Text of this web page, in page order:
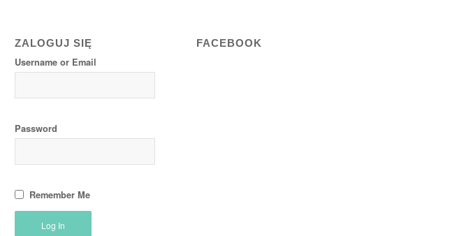
ZALOGUJ SIĘ
Username or Email
Password
Remember Me
FACEBOOK